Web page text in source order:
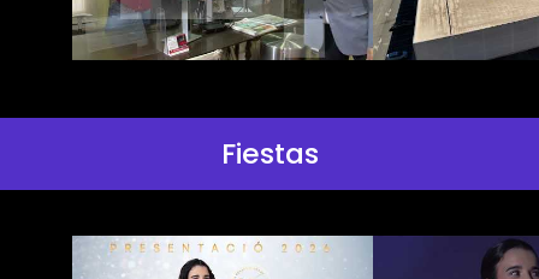
Fiestas